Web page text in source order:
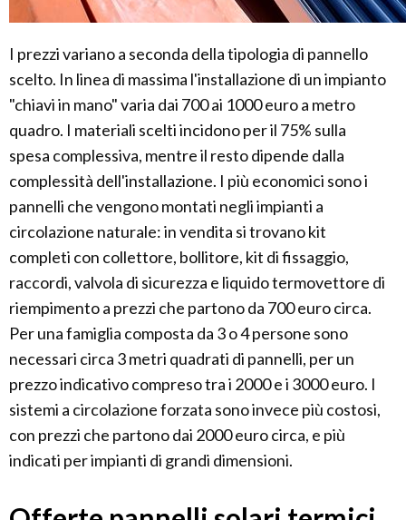
I prezzi variano a seconda della tipologia di pannello
scelto. In linea di massima l'installazione di un impianto
"chiavi in mano" varia dai 700 ai 1000 euro a metro
quadro. I materiali scelti incidono per il 75% sulla
spesa complessiva, mentre il resto dipende dalla
complessità dell'installazione. I più economici sono i
pannelli che vengono montati negli impianti a
circolazione naturale: in vendita si trovano kit
completi con collettore, bollitore, kit di fissaggio,
raccordi, valvola di sicurezza e liquido termovettore di
riempimento a prezzi che partono da 700 euro circa.
Per una famiglia composta da 3 o 4 persone sono
necessari circa 3 metri quadrati di pannelli, per un
prezzo indicativo compreso tra i 2000 e i 3000 euro. I
sistemi a circolazione forzata sono invece più costosi,
con prezzi che partono dai 2000 euro circa, e più
indicati per impianti di grandi dimensioni.